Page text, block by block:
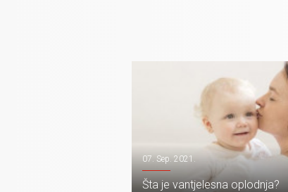
07. Sep. 2021.
Šta je vantjelesna oplodnja?